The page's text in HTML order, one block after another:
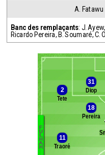
A. Fatawu
Banc des remplaçants: J. Ayew
Ricardo Pereira, B. Soumaré,C.